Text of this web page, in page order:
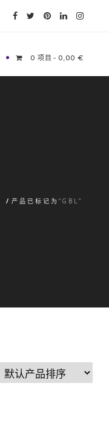
0 项目 0,00 €
/ 产品已标记为“GBL”